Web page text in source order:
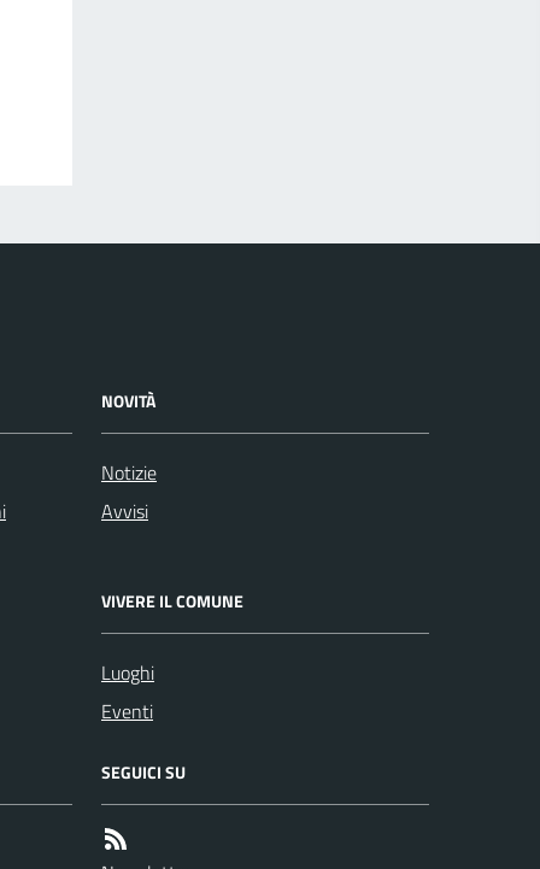
NOVITÀ
Notizie
Avvisi
VIVERE IL COMUNE
Luoghi
Eventi
SEGUICI SU